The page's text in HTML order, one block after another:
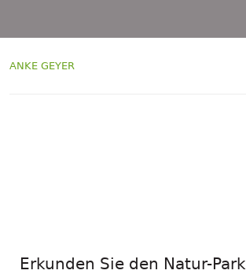
Menü
ANKE GEYER
Erkunden Sie den Natur-Park